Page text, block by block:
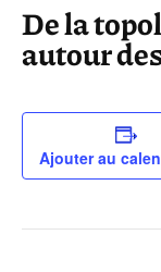
De la
autour
Ajouter au